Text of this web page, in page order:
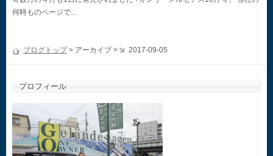
何時ものページで...
ブログトップ> アーカイブ > 2017-09-05
プロフィール